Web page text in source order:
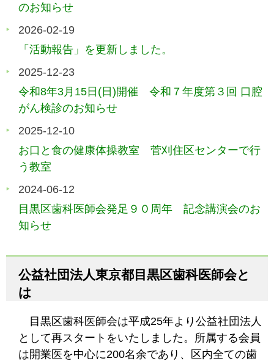
のお知らせ
2026-02-19
「活動報告」を更新しました。
2025-12-23
令和8年3月15日(日)開催 令和７年度第３回 口腔
がん検診のお知らせ
2025-12-10
お口と食の健康体操教室 菅刈住区センターで行
う教室
2024-06-12
目黒区歯科医師会発足９０周年 記念講演会のお
知らせ
公益社団法人東京都目黒区歯科医師会と
は
目黒区歯科医師会は平成25年より公益社団法人
として再スタートをいたしました。所属する会員
は開業医を中心に200名余であり、区内全ての歯